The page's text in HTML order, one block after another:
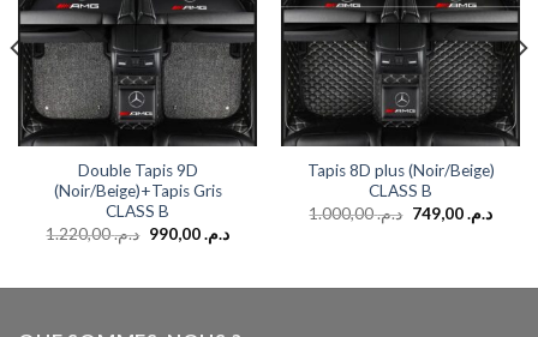
Double Tapis 9D
(Noir/Beige)+Tapis Gris
CLASS B
د.م.1.220,00 د.م.990,00
Tapis 8D plus (Noir/Beige)
CLASS B
د.م.1.000,00 د.م.749,00